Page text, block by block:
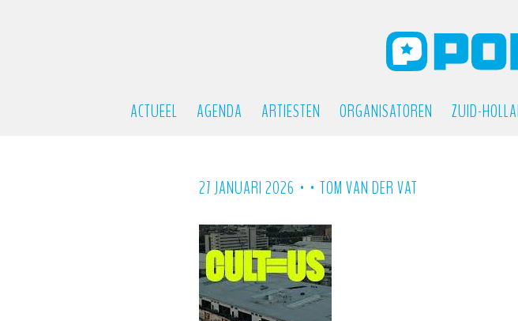
ACTUEEL AGENDA ARTIESTEN ORGANISATOREN ZUID-
27 JANUARI 2026 • • TOM VAN DER VAT